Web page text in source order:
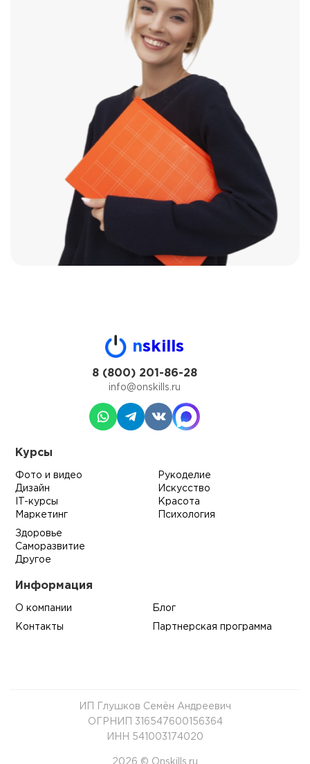
nskills
8 (800) 201-86-28
info@onskills.ru
Курсы
Фото и видео
Дизайн
IT-курсы
Маркетинг
Рукоделие
Искусство
Красота
Психология
Здоровье
Саморазвитие
Другое
Информация
О компании Блог
Контакты Партнерская программа
ИП Глушков Семён Андреевич
ОГРНИП 316547600156364
ИНН 541003174020
2026 © Onskills.ru